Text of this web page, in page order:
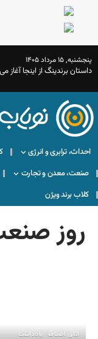
می شود Noyabagency.ir
کشاورزی و دامداری
بازاربان
عکس
و